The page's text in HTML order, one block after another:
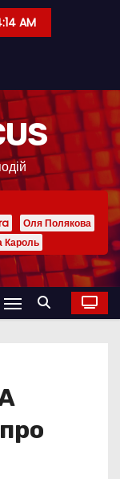
AM
Оля Полякова
Кароль